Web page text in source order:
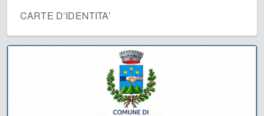
CARTE D’IDENTITA’